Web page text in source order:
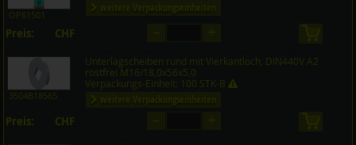
OP61501
weitere Verpackungseinheiten
Preis: CHF
3504B18565
Unterlagscheiben rund mit Vierkantloch, DIN440V A2
rostfrei M16/18,0x56x5,0
Verpackungs-Einheit: 100 STK-B
weitere Verpackungseinheiten
Preis: CHF